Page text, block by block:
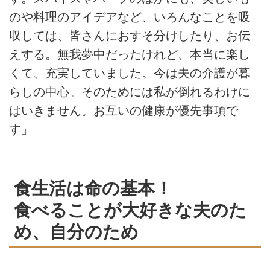
のや料理のアイデアなど、いろんなことを吸
収しては、皆さんにおすそ分けしたり、お伝
えする。無我夢中だったけれど、本当に楽し
くて、充実していました。今は夫の介護が暮
らしの中心。そのためには私が倒れるわけに
はいきません。お互いの健康が優先事項で
す」
食生活は命の基本！
食べることが大好きな夫のた
め、自分のため